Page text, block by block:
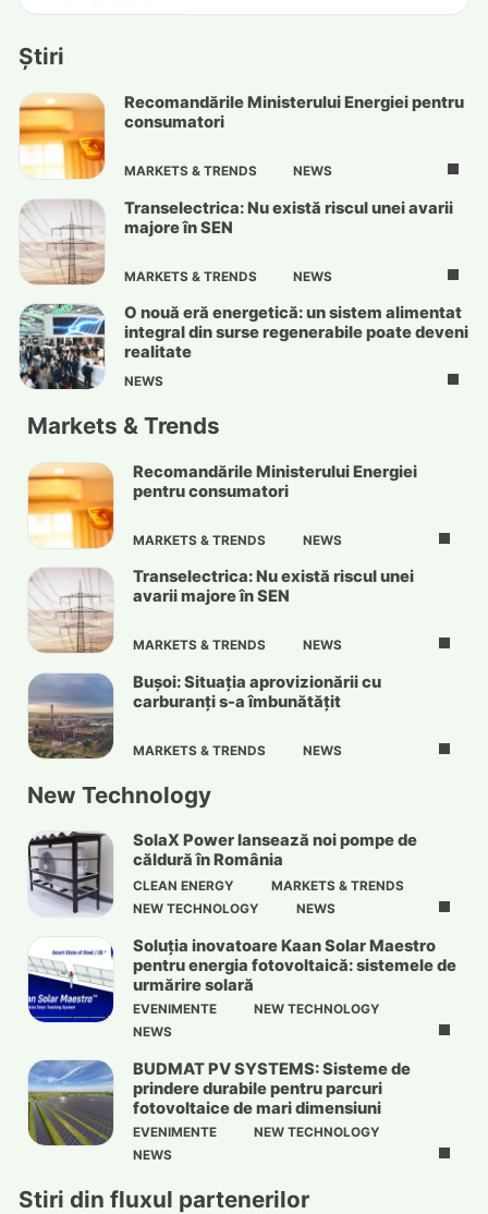
Știri
Recomandările Ministerului Energiei pentru
consumatori
MARKETS & TRENDS NEWS
Transelectrica: Nu există riscul unei avarii
majore în SEN
MARKETS & TRENDS NEWS
O nouă eră energetică: un sistem alimentat
integral din surse regenerabile poate deveni
realitate
NEWS
Markets & Trends
Recomandările Ministerului Energiei
pentru consumatori
MARKETS & TRENDS NEWS
Transelectrica: Nu există riscul unei
avarii majore în SEN
MARKETS & TRENDS NEWS
Bușoi: Situația aprovizionării cu
carburanți s-a îmbunătățit
MARKETS & TRENDS NEWS
New Technology
SolaX Power lansează noi pompe de
căldură în România
CLEAN ENERGY
MARKETS & TRENDS
NEW TECHNOLOGY
NEWS
Soluția inovatoare Kaan Solar Maestro
pentru energia fotovoltaică: sistemele de
urmărire solară
EVENIMENTE
NEW TECHNOLOGY
NEWS
BUDMAT PV SYSTEMS: Sisteme de
prindere durabile pentru parcuri
fotovoltaice de mari dimensiuni
EVENIMENTE
NEW TECHNOLOGY
NEWS
Stiri din fluxul partenerilor